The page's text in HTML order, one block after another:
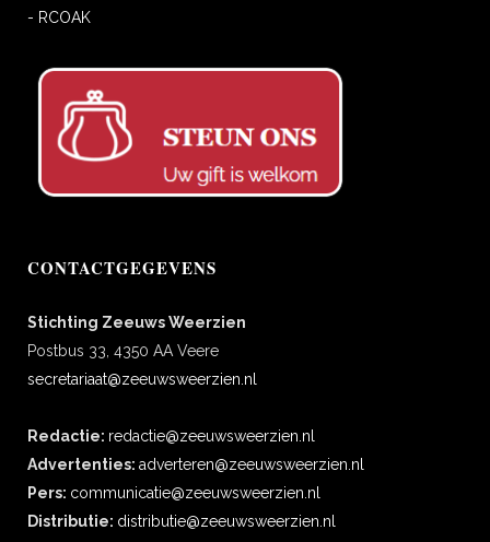
- RCOAK
CONTACTGEGEVENS
Stichting Zeeuws Weerzien
Postbus 33, 4350 AA Veere
secretariaat@zeeuwsweerzien.nl
Redactie: redactie@zeeuwsweerzien.nl
Advertenties: adverteren@zeeuwsweerzien.nl
Pers: communicatie@zeeuwsweerzien.nl
Distributie: distributie@zeeuwsweerzien.nl